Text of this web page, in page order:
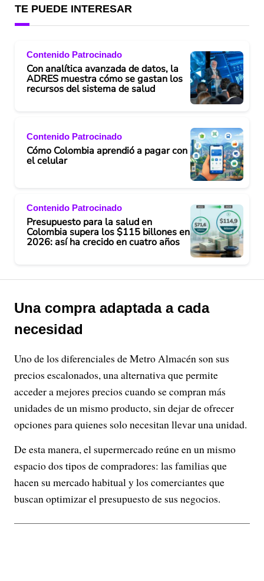
TE PUEDE INTERESAR
Contenido Patrocinado
Con analítica avanzada de datos, la
ADRES muestra cómo se gastan los
recursos del sistema de salud
Contenido Patrocinado
Cómo Colombia aprendió a pagar con
el celular
Contenido Patrocinado
Presupuesto para la salud en
Colombia supera los $115 billones en
2026: así ha crecido en cuatro años
Una compra adaptada a cada
necesidad
Uno de los diferenciales de Metro Almacén son sus
precios escalonados, una alternativa que permite
acceder a mejores precios cuando se compran más
unidades de un mismo producto, sin dejar de ofrecer
opciones para quienes solo necesitan llevar una unidad.
De esta manera, el supermercado reúne en un mismo
espacio dos tipos de compradores: las familias que
hacen su mercado habitual y los comerciantes que
buscan optimizar el presupuesto de sus negocios.